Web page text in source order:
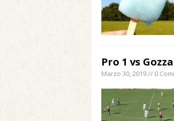
Pro 1 vs
Marzo 30, 2019 // 0